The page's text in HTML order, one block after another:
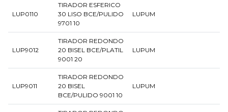
LUP0110
TIRADOR ESFERICO
30 LISO BCE/PULIDO
9701 10
LUPUM
LUP9012
TIRADOR REDONDO
20 BISEL BCE/PLATIL
9001 20
LUPUM
LUP9011
TIRADOR REDONDO
20 BISEL
BCE/PULIDO 9001 10
LUPUM